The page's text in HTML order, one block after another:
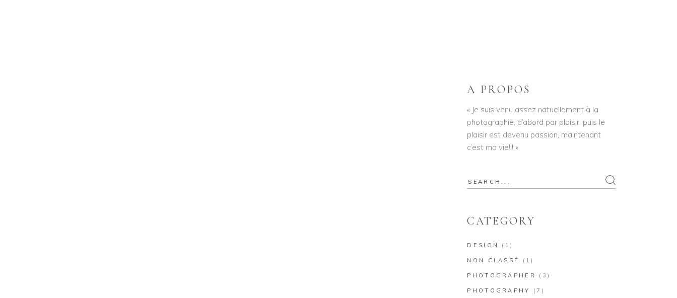
A PROPOS
« Je suis venu assez natuellement à la
photographie, d’abord par plaisir, puis le
plaisir est devenu passion, maintenant
c’est ma vie!!! »
Search
CATEGORY
DESIGN (1)
NON CLASSÉ (1)
PHOTOGRAPHER (3)
PHOTOGRAPHY (7)